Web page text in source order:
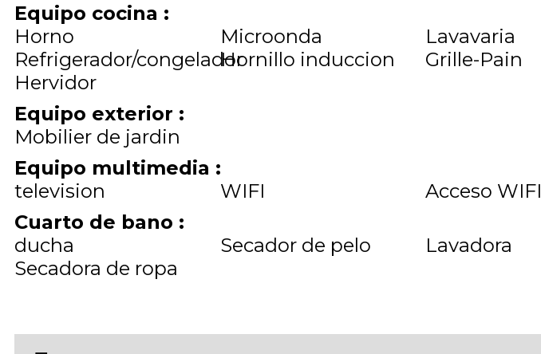
Equipo cocina :
Horno
Microonda
Lavavaria
Refrigerador/congeladorHornillo induccion
Grille-Pain
Hervidor
Equipo exterior :
Mobilier de jardin
Equipo multimedia :
television
WIFI
Acceso WIFI
Cuarto de bano :
ducha
Secador de pelo
Lavadora
Secadora de ropa